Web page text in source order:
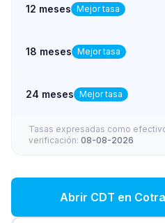
12 meses Mejor tasa
18 meses Mejor tasa
24 meses Mejor tasa
Tasas expresadas como
verificación: 08-08-2026
Abrir CDT en